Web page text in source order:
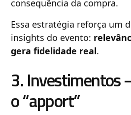
consequência da compra.
Essa estratégia reforça um
insights do evento:
gera fidelidade real.
3. Investimentos
o “apport”